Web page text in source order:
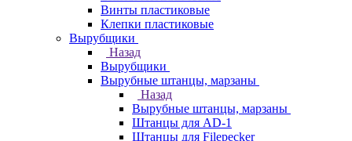
Винты пластиковые
Клепки пластиковые
Вырубщики
Назад
Вырубщики
Вырубные штанцы, марзаны
Назад
Вырубные штанцы, марзаны
Штанцы для AD-1
Штанцы для Filepecker